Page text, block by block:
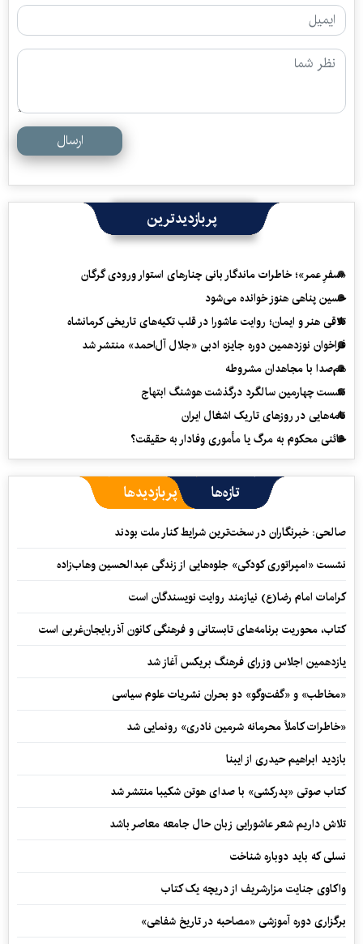
ارسال
پربازدیدترین
«سفرِ عمر»؛ خاطرات ماندگار بانی چنارهای استوار ورودی گرگان
حسین پناهی هنوز خوانده می‌شود
تلاقی هنر و ایمان؛ روایت عاشورا در قلب تکیه‌های تاریخی کرمانشاه
فراخوان نوزدهمین دوره جایزه ادبی «جلال آل‌احمد» منتشر شد
هم‌صدا با مجاهدان مشروطه
نشست چهارمین سالگرد درگذشت هوشنگ ابتهاج
نامه‌هایی در روزهای تاریک اشغال ایران
خائنی محکوم به مرگ یا مأموری وفادار به حقیقت؟
تازه‌ها پربازدیدها
صالحی: خبرنگاران در سخت‌ترین شرایط کنار ملت بودند
نشست «امپراتوری کودکی» جلوه‌هایی از زندگی عبدالحسین وهاب‌زاده
کرامات امام رضا(ع) نیازمند روایت نویسندگان است
کتاب، محوریت برنامه‌های تابستانی و فرهنگی کانون آذربایجان‌غربی است
یازدهمین اجلاس وزرای فرهنگ بریکس آغاز شد
«مخاطب» و «گفت‌وگو» دو بحران نشریات علوم سیاسی
«خاطرات کاملاً محرمانه شرمین نادری» رونمایی شد
بازدید ابراهیم حیدری از ایبنا
کتاب صوتی «پدرکشی» با صدای هوتن شکیبا منتشر شد
تلاش داریم شعر عاشورایی زبان حال جامعه معاصر باشد
نسلی که باید دوباره شناخت
واکاوی جنایت مزارشریف از دریچه یک کتاب
برگزاری دوره آموزشی «مصاحبه در تاریخ شفاهی»